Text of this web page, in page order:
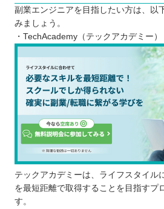
副業エンジニアを目指したい方は、以
みましょう。
・TechAcademy（テックアカデミー）
テックアカデミーは、ライフスタイル
を最短距離で取得することを目指すプ
す。